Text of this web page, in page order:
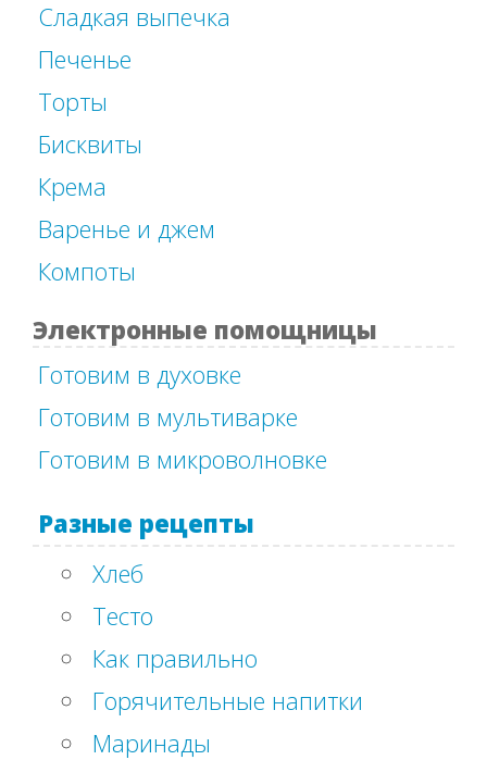
Сладкая выпечка
Печенье
Торты
Бисквиты
Крема
Варенье и джем
Компоты
Электронные помощницы
Готовим в духовке
Готовим в мультиварке
Готовим в микроволновке
Разные рецепты
Хлеб
Тесто
Как правильно
Горячительные напитки
Маринады